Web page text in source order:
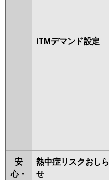
iTMデマンド設定
安
心・
熱中症リスクおしら
せ